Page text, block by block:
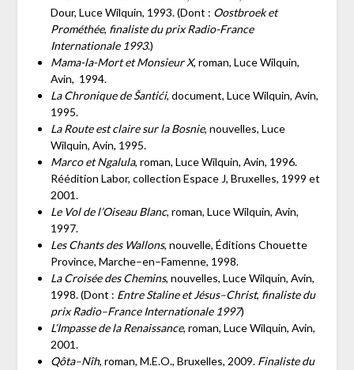
Dour, Luce Wilquin, 1993. (Dont : Oostbroek et
Prométhée, finaliste du prix Radio-France
Internationale 1993.)
Mama-la-Mort et Monsieur X, roman, Luce Wilquin,
Avin, 1994.
La Chronique de Šantići, document, Luce Wilquin, Avin,
1995.
La Route est claire sur la Bosnie, nouvelles, Luce
Wilquin, Avin, 1995.
Marco et Ngalula, roman, Luce Wilquin, Avin, 1996.
Réédition Labor, collection Espace J, Bruxelles, 1999 et
2001.
Le Vol de l’Oiseau Blanc, roman, Luce Wilquin, Avin,
1997.
Les Chants des Wallons, nouvelle, Éditions Chouette
Province, Marche–en–Famenne, 1998.
La Croisée des Chemins, nouvelles, Luce Wilquin, Avin,
1998. (Dont : Entre Staline et Jésus–Christ, finaliste du
prix Radio–France Internationale 1997)
L’Impasse de la Renaissance, roman, Luce Wilquin, Avin,
2001.
Qôta–Nîh, roman, M.E.O., Bruxelles, 2009. Finaliste du